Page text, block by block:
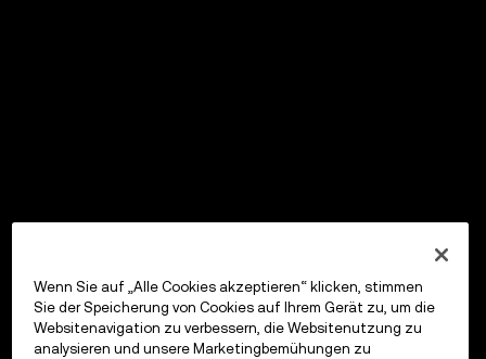
Wenn Sie auf „Alle Cookies akzeptieren“ klicken, stimmen
Sie der Speicherung von Cookies auf Ihrem Gerät zu, um die
Websitenavigation zu verbessern, die Websitenutzung zu
analysieren und unsere Marketingbemühungen zu